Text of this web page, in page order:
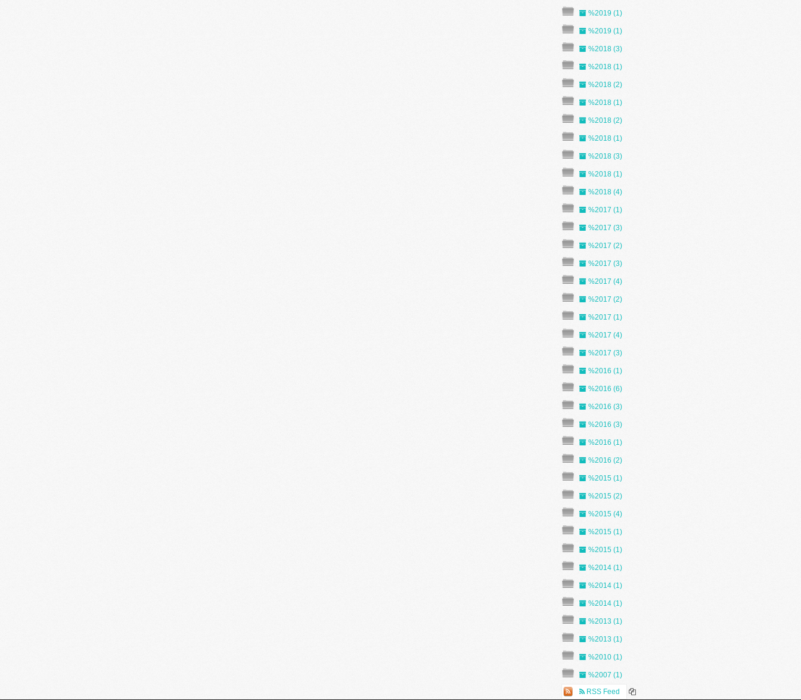
%2019 (1)
%2019 (1)
%2018 (3)
%2018 (1)
%2018 (2)
%2018 (1)
%2018 (2)
%2018 (1)
%2018 (3)
%2018 (1)
%2018 (4)
%2017 (1)
%2017 (3)
%2017 (2)
%2017 (3)
%2017 (4)
%2017 (2)
%2017 (1)
%2017 (4)
%2017 (3)
%2016 (1)
%2016 (6)
%2016 (3)
%2016 (3)
%2016 (1)
%2016 (2)
%2015 (1)
%2015 (2)
%2015 (4)
%2015 (1)
%2015 (1)
%2014 (1)
%2014 (1)
%2014 (1)
%2013 (1)
%2013 (1)
%2010 (1)
%2007 (1)
RSS Feed